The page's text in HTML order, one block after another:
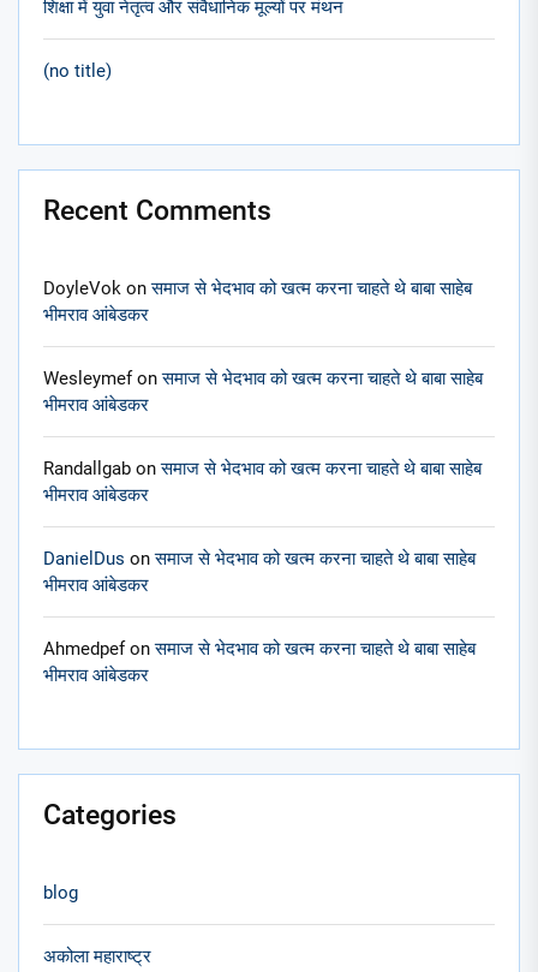
शिक्षा में युवा नेतृत्व और संवैधानिक मूल्यों पर मंथन
(no title)
Recent Comments
DoyleVok onसमाज से भेदभाव को खत्म करना चाहते थे बाबा साहेब
भीमराव आंबेडकर
Wesleymef onसमाज से भेदभाव को खत्म करना चाहते थे बाबा साहेब
भीमराव आंबेडकर
Randallgab onसमाज से भेदभाव को खत्म करना चाहते थे बाबा साहेब
भीमराव आंबेडकर
DanielDus onसमाज से भेदभाव को खत्म करना चाहते थे बाबा साहेब
भीमराव आंबेडकर
Ahmedpef onसमाज से भेदभाव को खत्म करना चाहते थे बाबा साहेब
भीमराव आंबेडकर
Categories
blog
अकोला महाराष्ट्र